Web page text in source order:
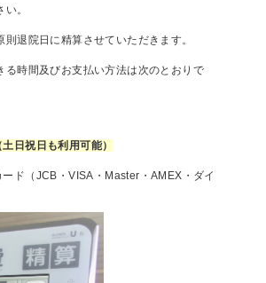
。
退院日に精算させていただきます。
る時間及びお支払い方法は次のとおりで
日祝日も利用可能）
ド（JCB・VISA・Master・AMEX・ダイ